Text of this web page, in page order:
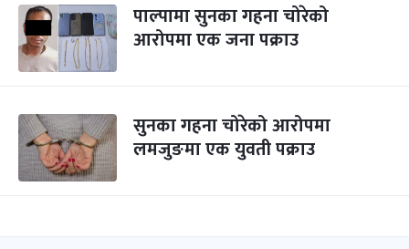
पाल्पामा सुनका गहना चोरेको
आरोपमा एक जना पक्राउ
सुनका गहना चोरेको आरोपमा
लमजुङमा एक युवती पक्राउ